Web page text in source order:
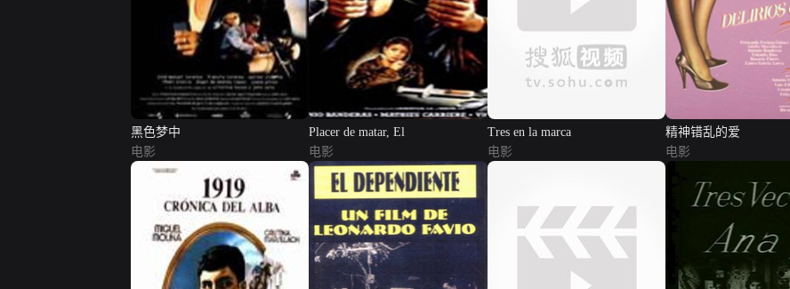
黑色梦中
电影
Placer de matar, El
电影
Tres en la marca
电影
精神错乱的爱
电影